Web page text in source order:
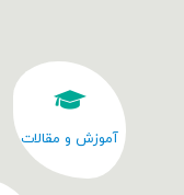
آموزش و مقالات